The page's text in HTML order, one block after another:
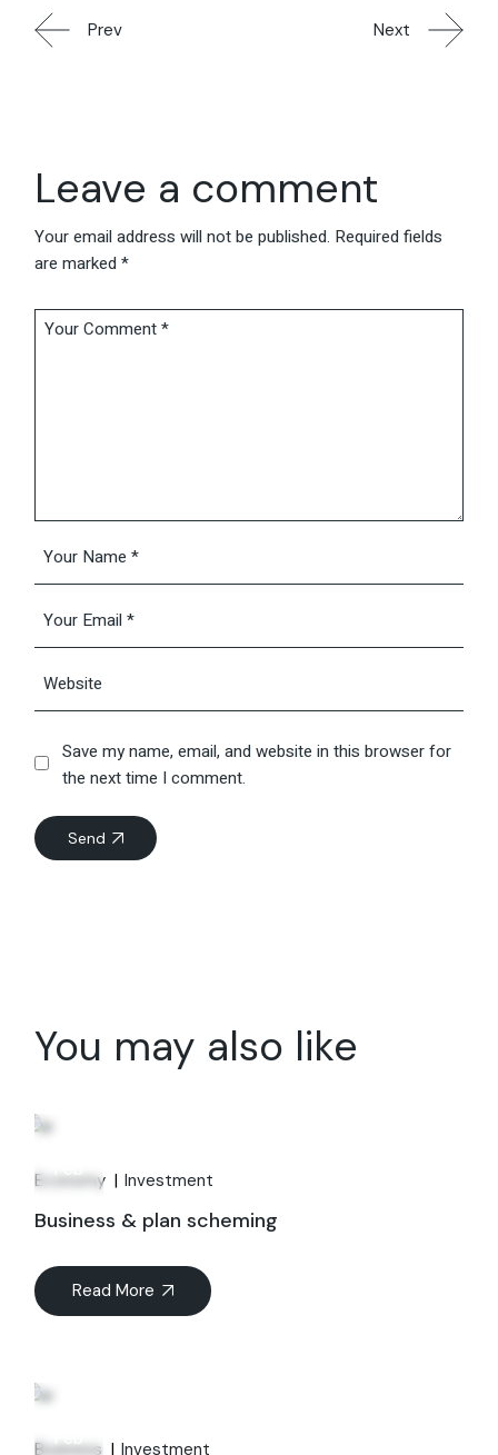
Prev Next
Leave a comment
Your email address will not be published. Required fields
are marked*
Save my name, email, and website in this browser for
the next time I comment.
Send
You may also like
Economy Investment
Business & plan scheming
Read More
Business Investment